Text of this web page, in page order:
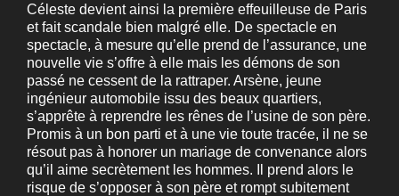
Céleste devient ainsi la première effeuilleuse de Paris
et fait scandale bien malgré elle. De spectacle en
spectacle, à mesure qu’elle prend de l’assurance, une
nouvelle vie s’offre à elle mais les démons de son
passé ne cessent de la rattraper. Arsène, jeune
ingénieur automobile issu des beaux quartiers,
s’apprête à reprendre les rênes de l’usine de son père.
Promis à un bon parti et à une vie toute tracée, il ne se
résout pas à honorer un mariage de convenance alors
qu’il aime secrètement les hommes. Il prend alors le
risque de s’opposer à son père et rompt subitement